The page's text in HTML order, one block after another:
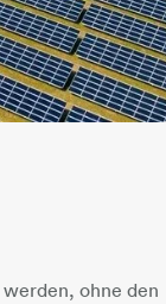
werden, ohne den